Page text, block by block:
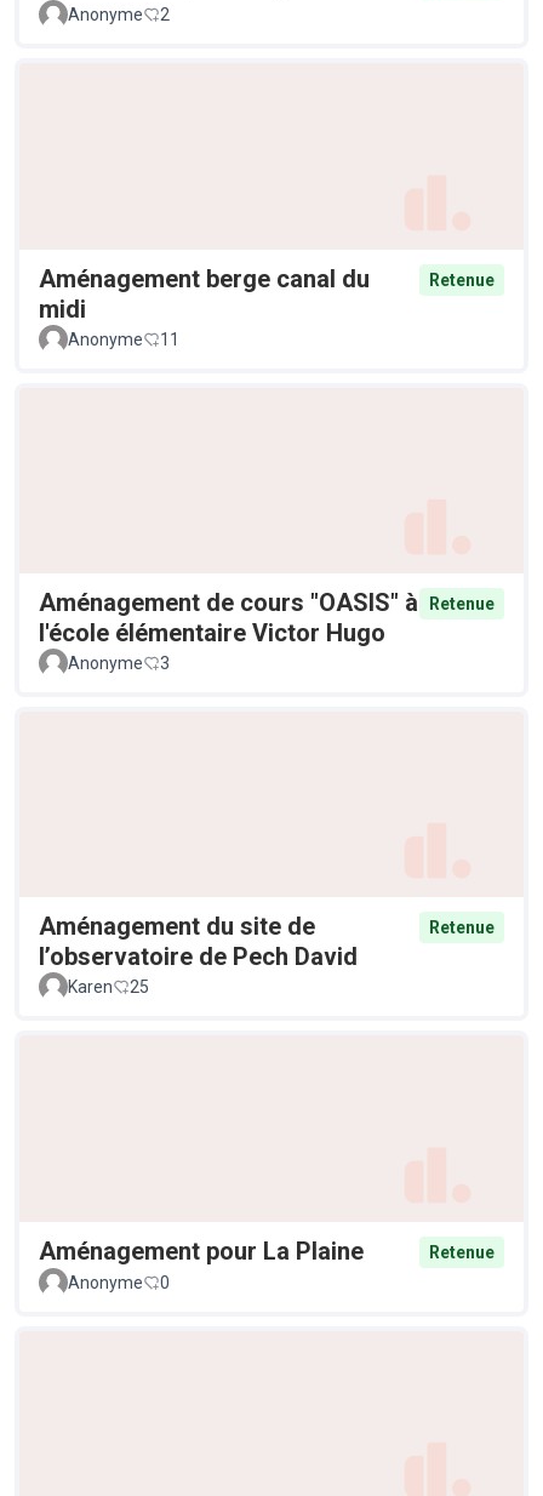
Anonyme
2
Aménagement berge canal du
midi
Retenue
Anonyme 11
Aménagement de cours "OASIS" à
l'école élémentaire Victor Hugo
Retenue
Anonyme 3
Aménagement du site de
l’observatoire de Pech David
Retenue
Karen 25
Aménagement pour La Plaine
Retenue
Anonyme
0